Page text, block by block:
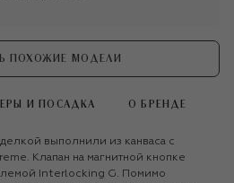
ПОХОЖИЕ МОДЕЛИ
И ПОСАДКА О БРЕНДЕ
выполнили из канваса с
Клапан на магнитной кнопке
Interlocking G. Помимо